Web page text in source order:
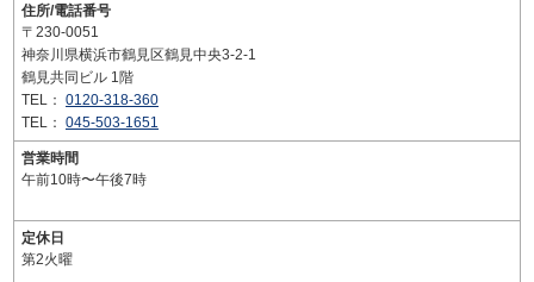
住所/電話番号
〒230-0051
神奈川県横浜市鶴見区鶴見中央3-2-1
鶴見共同ビル 1階
TEL： 0120-318-360
TEL： 045-503-1651
営業時間
午前10時〜午後7時
定休日
第2火曜